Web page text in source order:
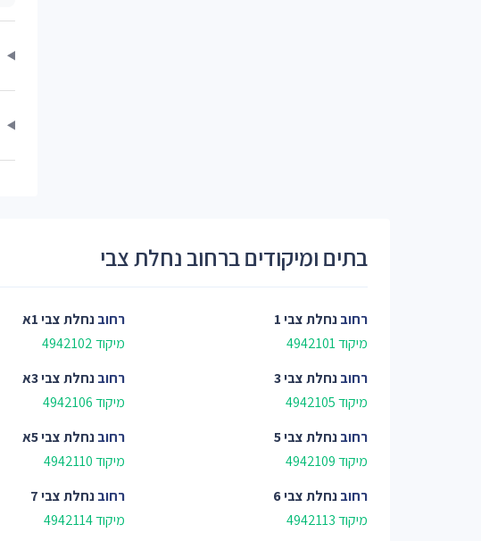
בתים ומיקודים ברחוב נחלת צבי
רחובנחלת צבי 1
מיקוד 4942101
רחובנחלת צבי 1א
מיקוד 4942102
רחובנחלת צבי 3
מיקוד 4942105
רחובנחלת צבי 3א
מיקוד 4942106
רחובנחלת צבי 5
מיקוד 4942109
רחובנחלת צבי 5א
מיקוד 4942110
רחובנחלת צבי 6
מיקוד 4942113
רחובנחלת צבי 7
מיקוד 4942114